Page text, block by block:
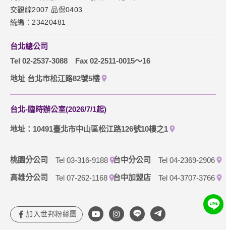
人之資料。
除非取得您的同意或其他法令之特別規定，本網站絕不會將您
的個人資料揭露予第三人或使用於蒐集目的以外之其他用途。
在您於本網站註冊帳號、使用本網站相關產品、服務、活動或
業夥伴處取得個人資料。
當客戶在本網站註冊時，我們會取得您的姓名、電話、住址、
身份證字號、電子郵件、出生日期、性別、行業等相關資料，
當您註冊成功，並登入使用我們的服務後，我們即取得您的資
料。註冊時，本網站取得您的姓名、電話、住址、身份證字
號、電子郵件、出生日期、性別、行業等相關資料，當您註冊
成功，並登入使用我們的服務後，本網站即取得您的資料。
其他除了上述，會保留您在上網瀏覽或查詢時，伺服器自行產
生的相關記錄，包括您使用連線設備的 IP 位址、使用時間、使
用的瀏覽器、瀏覽及點選資料紀錄等。本網站會對個別連線者
的瀏覽器予以標示，歸納使用者瀏覽器在本網站內部所瀏覽的
網頁，除非您願意告知您的個人資料，否則本網站不會也無法
提供的個人資訊，這些廣告廠商、或連結網站有其個別的私權
保護政策，其資料處理措施不適用本網站隱私權保護政策，本
網站導覽
取消訂單說明
隱私權保護政策
交觀綜2007 品保0403
統編：23420481
台北總公司
Tel 02-2537-3088
Fax 02-2511-0015～16
地址 台北市松江路82號5樓
台北-臨時辦公室(2026/7/1起)
地址：10491臺北市中山區松江路126號10樓之1
桃園分公司 Tel 03-316-9188 台中分公司
Tel 04-2369-2906
高雄分公司
Tel 07-262-1168 台中加盟店 Tel 04-3707-3766